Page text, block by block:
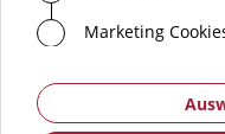
Marketing